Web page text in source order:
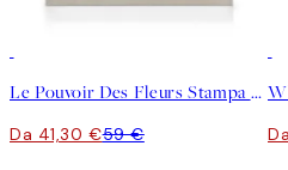
Le Pouvoir Des Fleurs Stampa su Tela
Da 41,30 €59 €